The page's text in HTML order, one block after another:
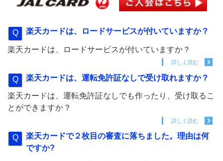
楽天カードは、ロードサービスが付いていますか？
楽天カードは、ロードサービスが付いていますか？
詳しく読む
楽天カードは、運転免許証なしで受け取れますか？
楽天カードは、運転免許証なしでも作ったり、受け取るこ
とができますか？
詳しく読む
楽天カードで２枚目の審査に落ちました。理由は何
ですか?